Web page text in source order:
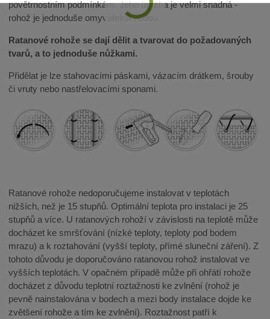
povětrnostním podmínkám. Jeho údržba je velmi snadná -
rohož je jednoduše omyvatelná vodou.
Ratanové rohože se dají dělit a tvarovat do požadovaných
tvarů, a to jednoduše nůžkami.
Přidělat je lze stahovacími páskami, vázacím drátkem, šrouby
či vruty nebo nastřelovacími sponami.
Ratanové rohože nedoporučujeme instalovat v teplotách
nižších, než je 15 stupňů. Optimální teplota pro instalaci je 25
stupňů a více. U ratanových rohoží v závislosti na teplotě může
docházet ke smršťování (nízké teploty, teploty pod bodem
mrazu) a k roztahování (vyšší teploty, přímé sluneční záření). Z
tohoto důvodu je doporučováno ratanovou rohož instalovat ve
vyšších teplotách. V opačném případě může při ohřátí rohože
docházet z důvodu teplotní roztažnosti ke zvlnění (rohož je
pevně nainstalována v bodech a mezi body instalace dojde ke
zvětšení rohože a tím ke zvlnění). Roztažnost patří k